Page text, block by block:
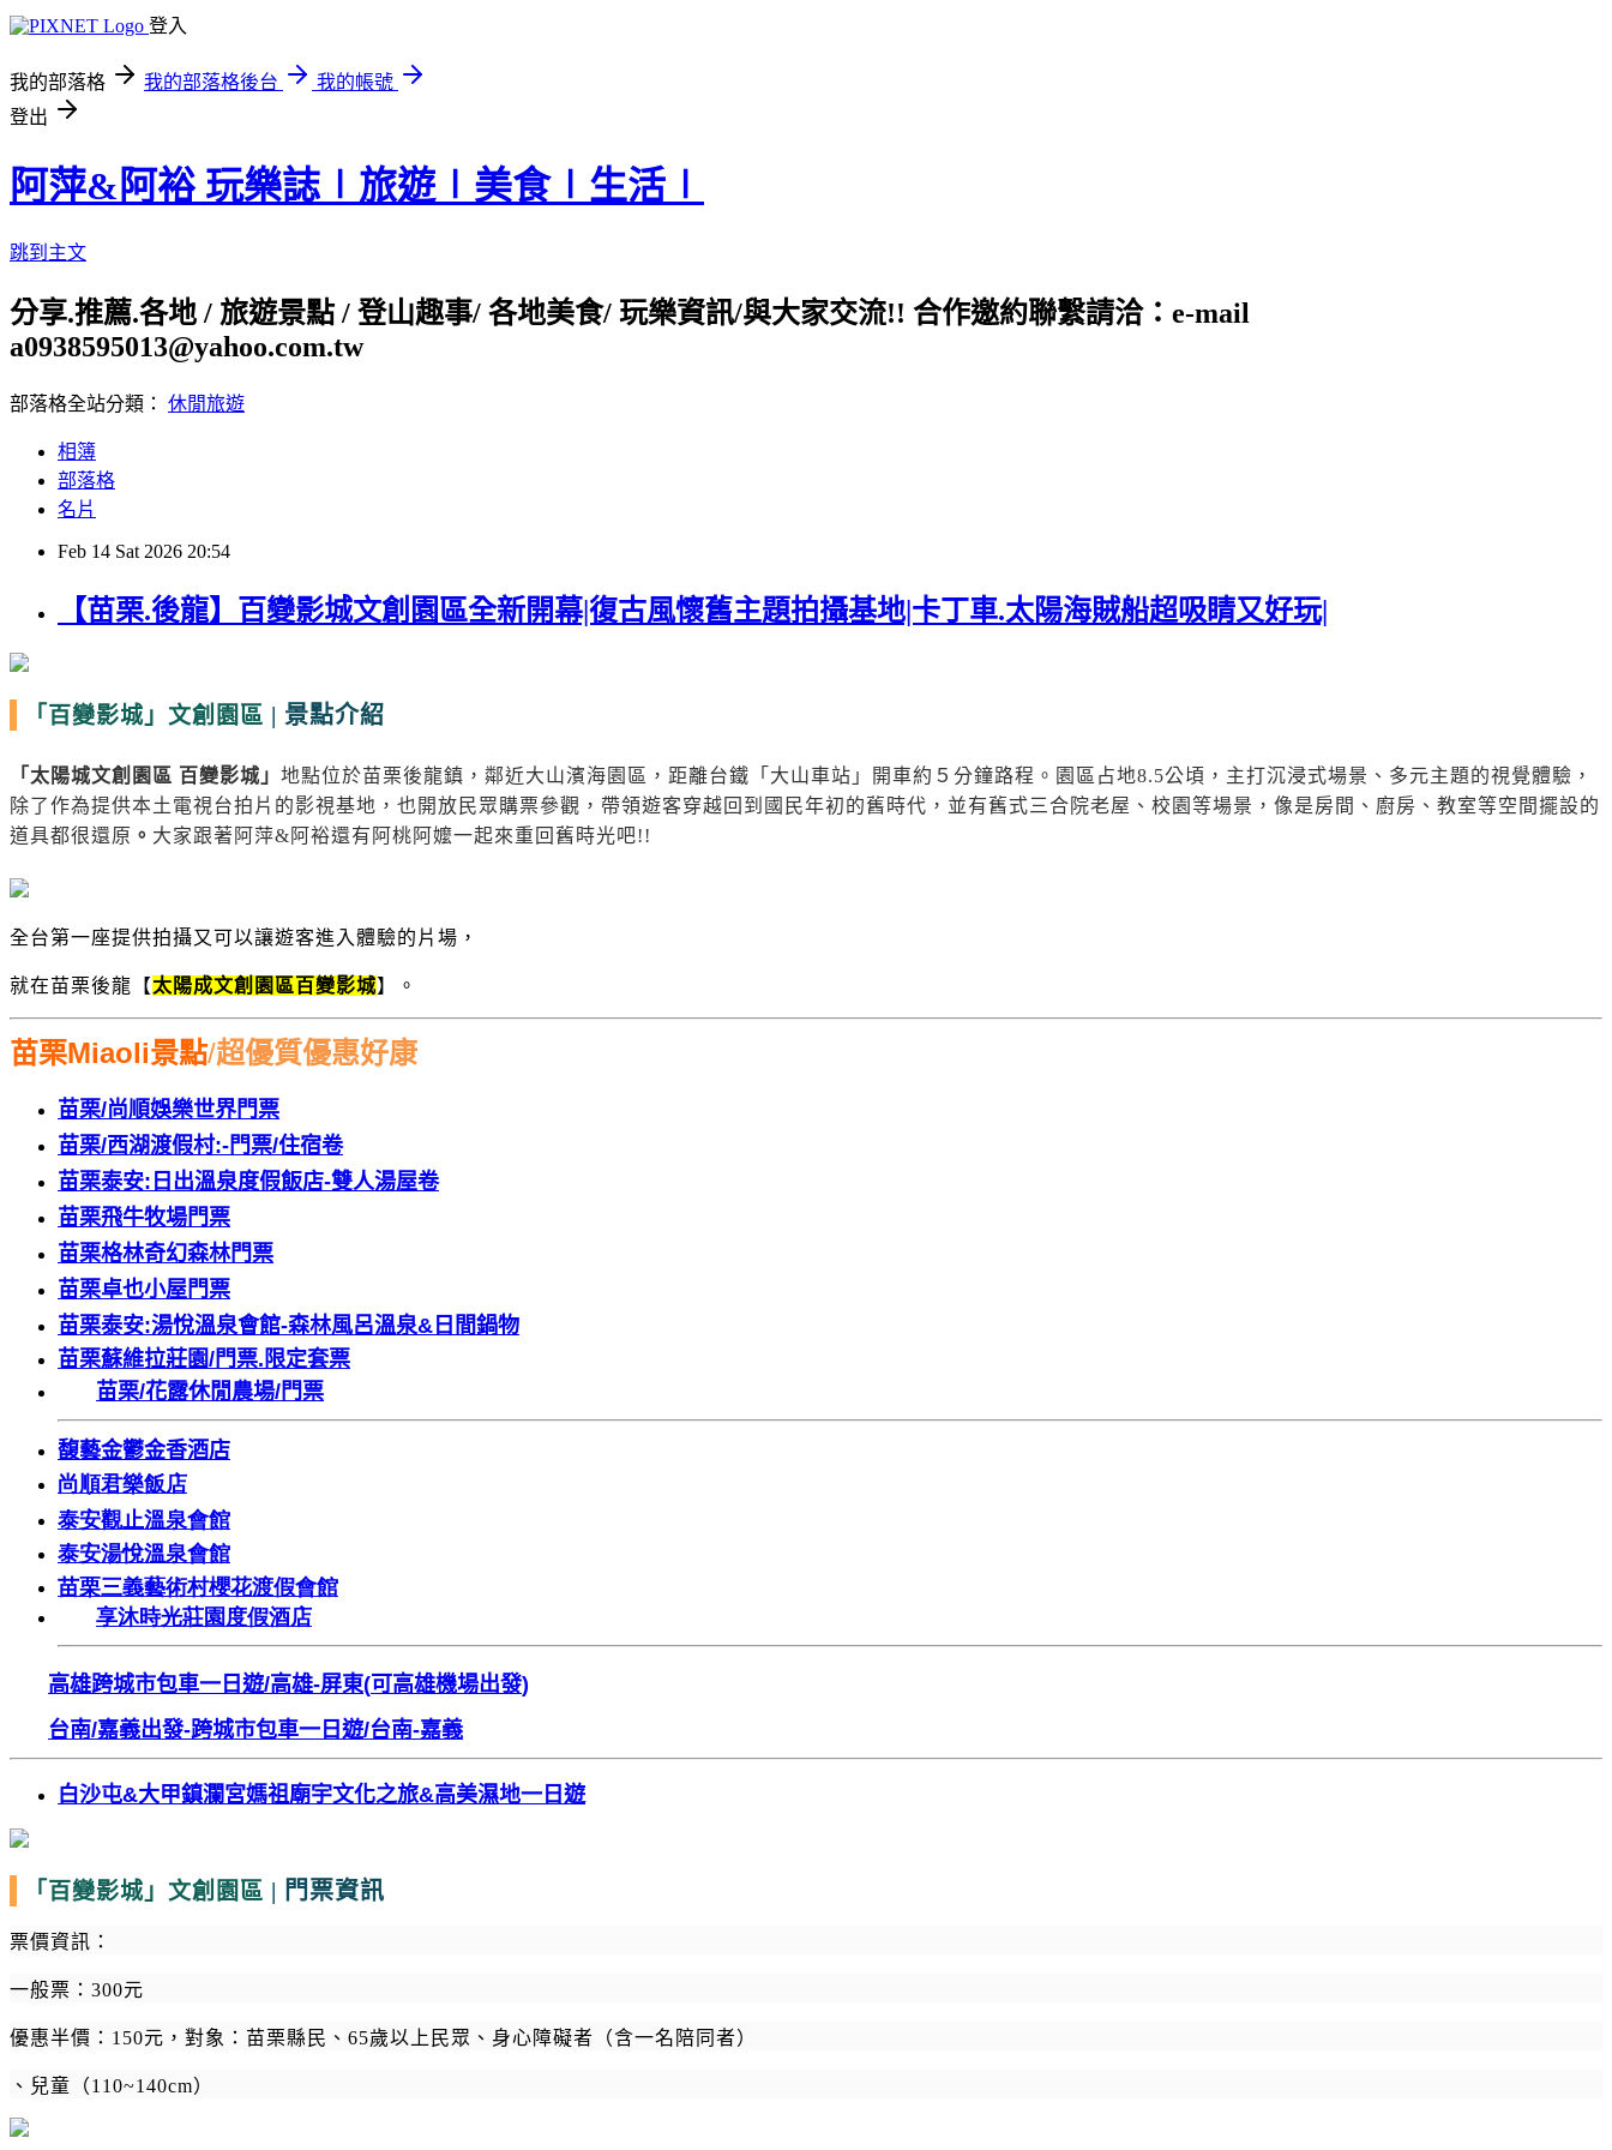
登入
我的部落格 我的部落格後台
我的帳號
登出
阿萍&阿裕 玩樂誌∣旅遊∣美食∣生活∣
跳到主文
分享.推薦.各地 / 旅遊景點 / 登山趣事/ 各地美食/ 玩樂資訊/與大家交流!! 合作邀約聯繫請洽：e-mail
a0938595013@yahoo.com.tw
部落格全站分類： 休閒旅遊
相簿
部落格
名片
Feb 14 Sat 2026 20:54
【苗栗.後龍】百變影城文創園區全新開幕|復古風懷舊主題拍攝基地|卡丁車.太陽海賊船超吸睛又好玩|
「百變影城」 文創園區 | 景點介紹
「太陽城文創園區 百變影城」 地點位於苗栗後龍鎮，鄰近大山濱海園區，距離台鐵「大山車站」開車約５分鐘路程。園區占地8.5公頃，主打沉浸式場景、多元主題的視覺體驗，
除了作為提供本土電視台拍片的影視基地，也開放民眾購票參觀，帶領遊客穿越回到國民年初的舊時代，並有舊式三合院老屋、校園等場景，像是房間、廚房、教室等空間擺設的
道具都很還原 。 大家跟著阿萍&阿裕還有阿桃阿嬤一起來重回舊時光吧!!
全台第一座提供拍攝又可以讓遊客進入體驗的片場，
就在苗栗後龍【太陽成文創園區百變影城】。
苗栗Miaoli景點/超優質優惠好康
苗栗/尚順娛樂世界門票
苗栗/西湖渡假村:-門票/住宿卷
苗栗泰安: 日出溫泉度假飯店-雙人湯屋卷
苗栗飛牛牧場門票
苗栗格林奇幻森林門票
苗栗卓也小屋門票
苗栗泰安:湯悅溫泉會館-森林風呂溫泉& 日間鍋物
苗栗蘇維拉莊園/門票. 限定套票
苗栗/花露休閒農場/門票
馥藝金鬱金香酒店
尚順君樂飯店
泰安觀止溫泉會館
泰安湯悅溫泉會館
苗栗三義藝術村櫻花渡假會館
享沐時光莊園度假酒店
高雄跨城市包車一日遊/高雄-屏東(可高雄機場出發)
台南/嘉義出發-跨城市包車一日遊/台南-嘉義
白沙屯&大甲鎮瀾宮媽祖廟宇文化之旅&高美濕地一日遊
「百變影城」 文創園區 | 門票資訊
票價資訊：
一般票： 300元
優惠半價： 150元，對象：苗栗縣民、 65歲以上民眾、身心障礙者（含一名陪同者）
、兒童（110~140cm）